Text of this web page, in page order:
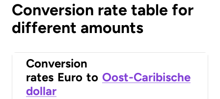
Conversion rate table for
different amounts
Conversion
rates Euro to Oost-Caribische
dollar